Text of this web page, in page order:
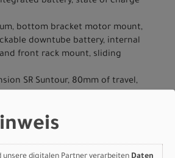
bottom bracket motor mount,
downtube battery, internal
front rack mount, sliding
SR Suntour, 80mm of travel,
2 pistons hydraulic disc,